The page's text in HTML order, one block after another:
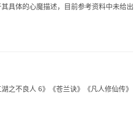
具体的心魔描述，目前参考资料中未给出
之不良人 6》《苍兰诀》《凡人修仙传》